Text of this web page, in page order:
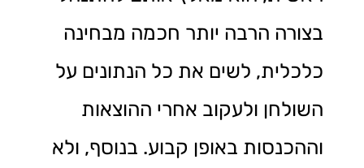
בצורה הרבה יותר חכמה מבחינה
כלכלית, לשים את כל הנתונים על
השולחן ולעקוב אחרי ההוצאות
וההכנסות באופן קבוע. בנוסף, ולא